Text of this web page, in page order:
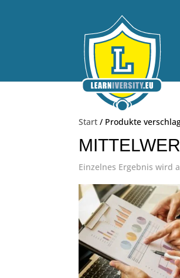
Start / Produkte
Einzelnes Ergebnis wird